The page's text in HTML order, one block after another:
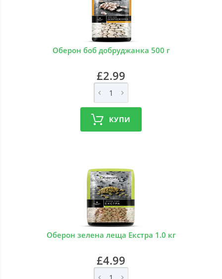
Оберон боб добруджанка 500 г
£2.99
КУПИ
Оберон зелена леща Екстра 1.0 кг
£4.99